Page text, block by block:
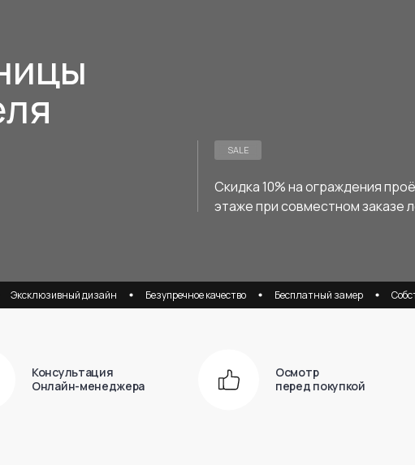
Скидка 10% на ограждения
этаже при совместном заказе
SALE
дизайн Безупречное качество Бесплатный замер Собственное
Консультация
Онлайн-менеджера
Осмотр
перед покупкой